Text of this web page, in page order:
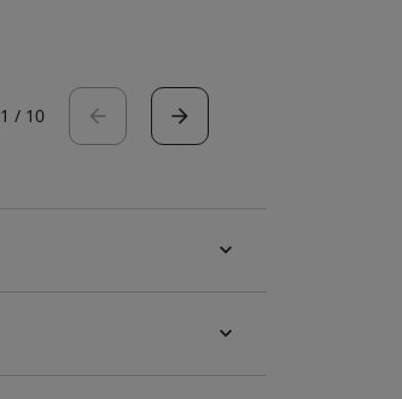
1 / 10